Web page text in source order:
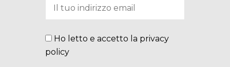
Ho letto e accetto la privacy
policy